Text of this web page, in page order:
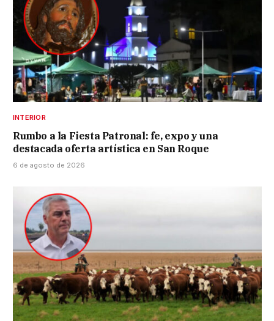
INTERIOR
Rumbo a la Fiesta Patronal: fe, expo y una
destacada oferta artística en San Roque
6 de agosto de 2026